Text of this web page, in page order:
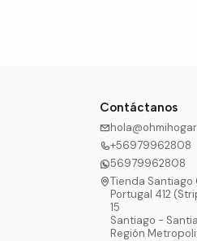
Contáctanos
+56979962808
56979962808
Tienda Santiago
Portugal 412
15
Santiago -
Región